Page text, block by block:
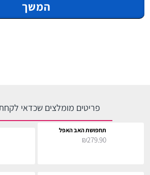
המשך
פריטים מומלצים שכדאי
תחפושת האב האפל
₪279.90